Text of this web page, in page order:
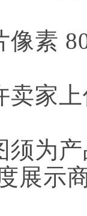
像素
卖家
须为
展示